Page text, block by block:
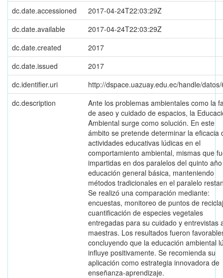
dc.date.accessioned
2017-04-24T22:03:29Z
dc.date.available
2017-04-24T22:03:29Z
dc.date.created
2017
dc.date.issued
2017
dc.identifier.uri
http://dspace.uazuay.edu.ec/handle/
dc.description
Ante los problemas ambientales como la
de aseo y cuidado de espacios, la
Ambiental surge como solución. En este
ámbito se pretende determinar la eficacia
actividades educativas lúdicas en el
comportamiento ambiental, mismas que
impartidas en dos paralelos del quinto
educación general básica, manteniendo
métodos tradicionales en el paralelo
Se realizó una comparación mediante:
encuestas, monitoreo de puntos de
cuantificación de especies vegetales
entregadas para su cuidado y entrevistas
maestras. Los resultados fueron
concluyendo que la educación ambiental
influye positivamente. Se recomienda su
aplicación como estrategia innovadora de
enseñanza-aprendizaje.